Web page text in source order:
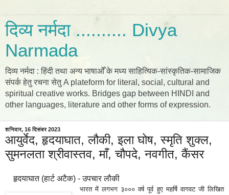
दिव्य नर्मदा .......... Divya
Narmada
दिव्य नर्मदा : हिंदी तथा अन्य भाषाओँ के मध्य साहित्यिक-सांस्कृतिक-सामाजिक
संपर्क हेतु रचना सेतु A plateform for literal, social, cultural and
spiritual creative works. Bridges gap between HINDI and
other languages, literature and other forms of expression.
शनिवार, 16 दिसंबर 2023
आयुर्वेद, हृदयाघात, लौकी, इला घोष, स्मृति शुक्ल,
सुमनलता श्रीवास्तव, माँ, चौपदे, नवगीत, कैंसर
हृदयाघात (हार्ट अटैक) - उपचार लौकी
भारत में लगभग ३००० वर्ष पूर्व हुए महर्षि वागवट जी लिखित